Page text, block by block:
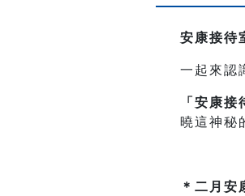
安康接待
一起來認
「安康接
曉這神秘
＊二月安